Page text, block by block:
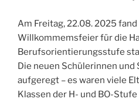
Am Freitag, 22.08. 2025
Willkommemsfeier für die
Berufsorientierungsstufe
Die neuen Schülerinnen und
aufgeregt – es waren viele
Klassen der H- und BO-